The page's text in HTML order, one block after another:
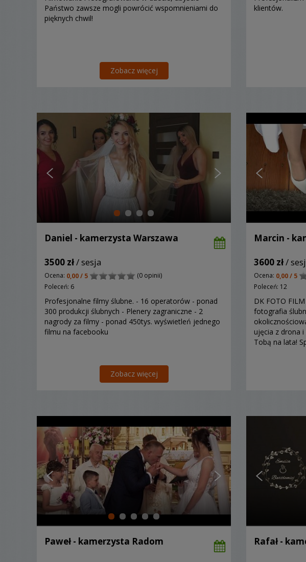
Państwo zawsze mogli powrócić wspomnieniami do
pięknych chwil!
Zobacz więcej
klientów.
Daniel - kamerzysta Warszawa
3500 zł/ sesja
Ocena: 0,00 / 5
(0 opinii)
Poleceń: 6
Profesjonalne filmy ślubne. - 16 operatorów - ponad
300 produkcji ślubnych - Plenery zagraniczne - 2
nagrody za filmy - ponad 450tys. wyświetleń jednego
filmu na facebooku
Zobacz więcej
Marcin -
3600 zł/
Ocena: 0,00 / 5
Poleceń: 12
DK FOTO
fotografia
ujęcia z drona
Tobą na lata!
Paweł - kamerzysta Radom Rafał -